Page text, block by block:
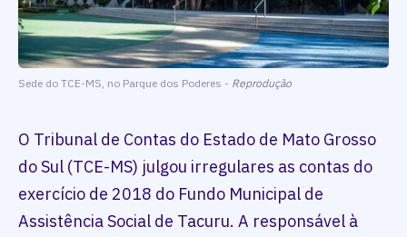
Sede do TCE-MS, no Parque dos Poderes - Reprodução
O Tribunal de Contas do Estado de Mato Grosso
do Sul (TCE-MS) julgou irregulares as contas do
exercício de 2018 do Fundo Municipal de
Assistência Social de Tacuru. A responsável à